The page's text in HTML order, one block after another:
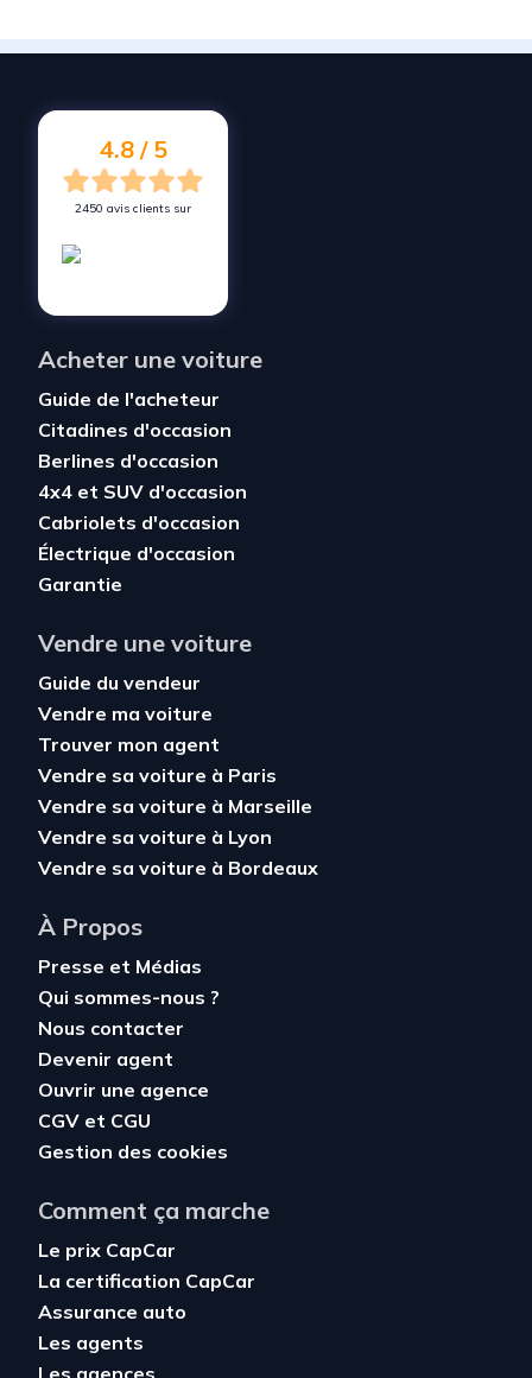
Vendez votre voiture à
4.8 / 5
2450 avis clients sur
Acheter une voiture
Guide de l'acheteur
Citadines d'occasion
Berlines d'occasion
4x4 et SUV d'occasion
Cabriolets d'occasion
Électrique d'occasion
Garantie
Vendre une voiture
Guide du vendeur
Vendre ma voiture
Trouver mon agent
Vendre sa voiture à Paris
Vendre sa voiture à Marseille
Vendre sa voiture à Lyon
Vendre sa voiture à Bordeaux
À Propos
Presse et Médias
Qui sommes-nous ?
Nous contacter
Devenir agent
Ouvrir une agence
CGV et CGU
Gestion des cookies
Comment ça marche
Le prix CapCar
La certification CapCar
Assurance auto
Les agents